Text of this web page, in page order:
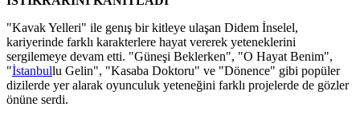
"Kavak Yelleri" ile genış bir kitleye ulaşan Didem İnselel,
kariyerinde farklı karakterlere hayat vererek yeteneklerini
sergilemeye devam etti. "Güneşi Beklerken", "O Hayat Benim",
"İstanbullu Gelin", "Kasaba Doktoru" ve "Dönence" gibi popüler
dizilerde yer alarak oyunculuk yeteneğini farklı projelerde de gözler
önüne serdi.